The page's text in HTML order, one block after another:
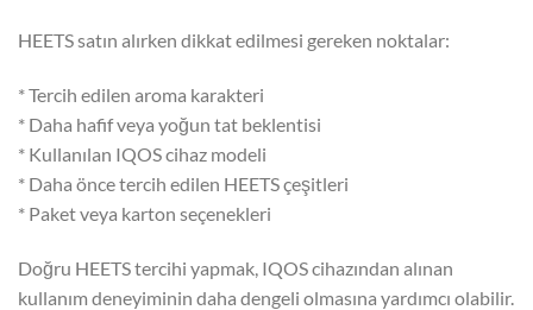
HEETS satın alırken dikkat edilmesi gereken noktalar:
* Tercih edilen aroma karakteri
* Daha hafif veya yoğun tat beklentisi
* Kullanılan IQOS cihaz modeli
* Daha önce tercih edilen HEETS çeşitleri
* Paket veya karton seçenekleri
Doğru HEETS tercihi yapmak, IQOS cihazından alınan
kullanım deneyiminin daha dengeli olmasına yardımcı olabilir.